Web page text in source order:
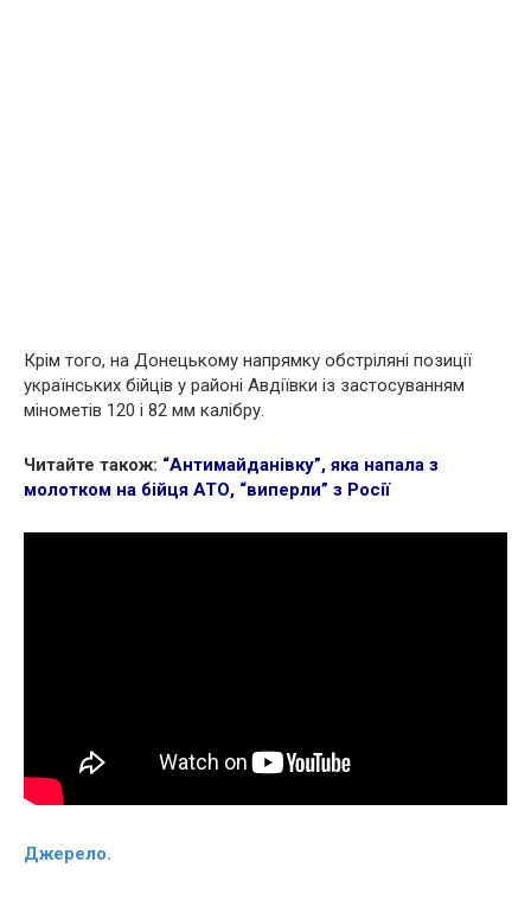
Крім того, на Донецькому напрямку обстріляні позиції
українських бійців у районі Авдіївки із застосуванням
мінометів 120 і 82 мм калібру.
Читайте також: “Антимайданівку”, яка напала з
молотком на бійця АТО, “виперли” з Росії
Джерело.